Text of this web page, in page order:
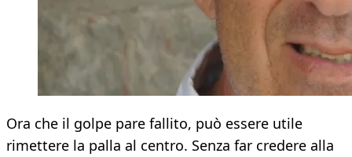
Ora che il golpe pare fallito, può essere utile
rimettere la palla al centro. Senza far credere alla